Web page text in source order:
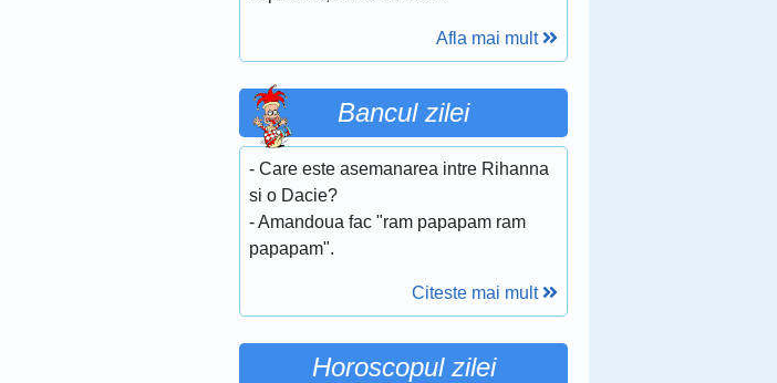
Afla mai mult
Bancul zilei
- Care este asemanarea intre Rihanna
si o Dacie?
- Amandoua fac "ram papapam ram
papapam".
Citeste mai mult
Horoscopul zilei